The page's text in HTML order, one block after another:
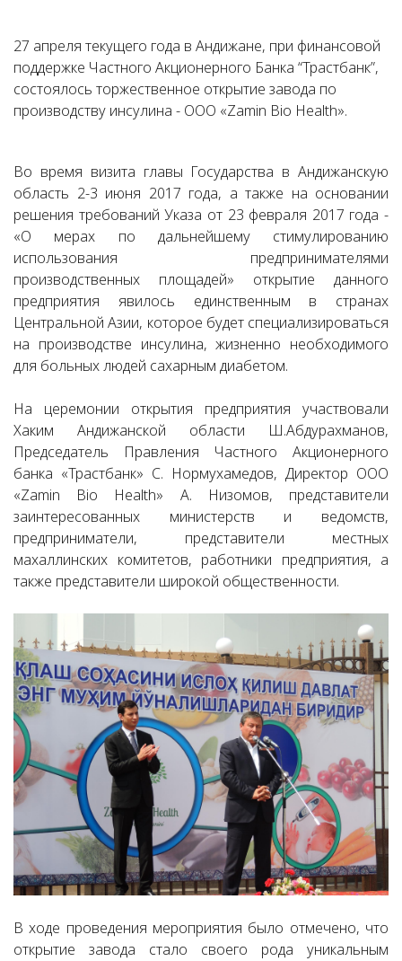
27 апреля текущего года в Андижане, при финансовой
поддержке Частного Акционерного Банка “Трастбанк”,
состоялось торжественное открытие завода по
производству инсулина - ООО «Zamin Bio Health».
Во время визита главы Государства в Андижанскую
область 2-3 июня 2017 года, а также на основании
решения требований Указа от 23 февраля 2017 года -
«О мерах по дальнейшему стимулированию
использования предпринимателями
производственных площадей» открытие данного
предприятия явилось единственным в странах
Центральной Азии, которое будет специализироваться
на производстве инсулина, жизненно необходимого
для больных людей сахарным диабетом.
На церемонии открытия предприятия участвовали
Хаким Андижанской области Ш.Абдурахманов,
Председатель Правления Частного Акционерного
банка «Трастбанк» С. Нормухамедов, Директор ООО
«Zamin Bio Health» А. Низомов, представители
заинтересованных министерств и ведомств,
предприниматели, представители местных
махаллинских комитетов, работники предприятия, а
также представители широкой общественности.
В ходе проведения мероприятия было отмечено, что
открытие завода стало своего рода уникальным